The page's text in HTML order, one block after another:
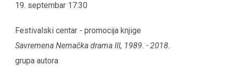
19. septembar 17:30
Festivalski centar - promocija knjige
Savremena Nemačka drama III, 1989. - 2018.
grupa autora